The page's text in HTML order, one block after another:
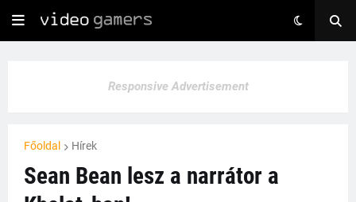
Responsive Advertisement
Főoldal Hírek
Sean Bean lesz a narrátor a